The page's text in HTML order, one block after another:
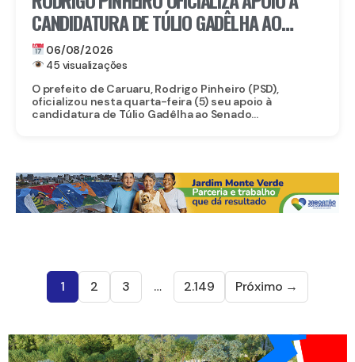
CANDIDATURA DE TÚLIO GADÊLHA AO
SENADO
06/08/2026
45 visualizações
O prefeito de Caruaru, Rodrigo Pinheiro (PSD),
oficializou nesta quarta-feira (5) seu apoio à
candidatura de Túlio Gadêlha ao Senado...
1 2 3 … 2.149 Próximo →